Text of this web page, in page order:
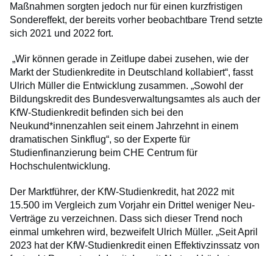
Maßnahmen sorgten jedoch nur für einen kurzfristigen
Sondereffekt, der bereits vorher beobachtbare Trend setzte
sich 2021 und 2022 fort.
„Wir können gerade in Zeitlupe dabei zusehen, wie der
Markt der Studienkredite in Deutschland kollabiert“, fasst
Ulrich Müller die Entwicklung zusammen. „Sowohl der
Bildungskredit des Bundesverwaltungsamtes als auch der
KfW-Studienkredit befinden sich bei den
Neukund*innenzahlen seit einem Jahrzehnt in einem
dramatischen Sinkflug“, so der Experte für
Studienfinanzierung beim CHE Centrum für
Hochschulentwicklung.
Der Marktführer, der KfW-Studienkredit, hat 2022 mit
15.500 im Vergleich zum Vorjahr ein Drittel weniger Neu-
Verträge zu verzeichnen. Dass sich dieser Trend noch
einmal umkehren wird, bezweifelt Ulrich Müller. „Seit April
2023 hat der KfW-Studienkredit einen Effektivzinssatz von